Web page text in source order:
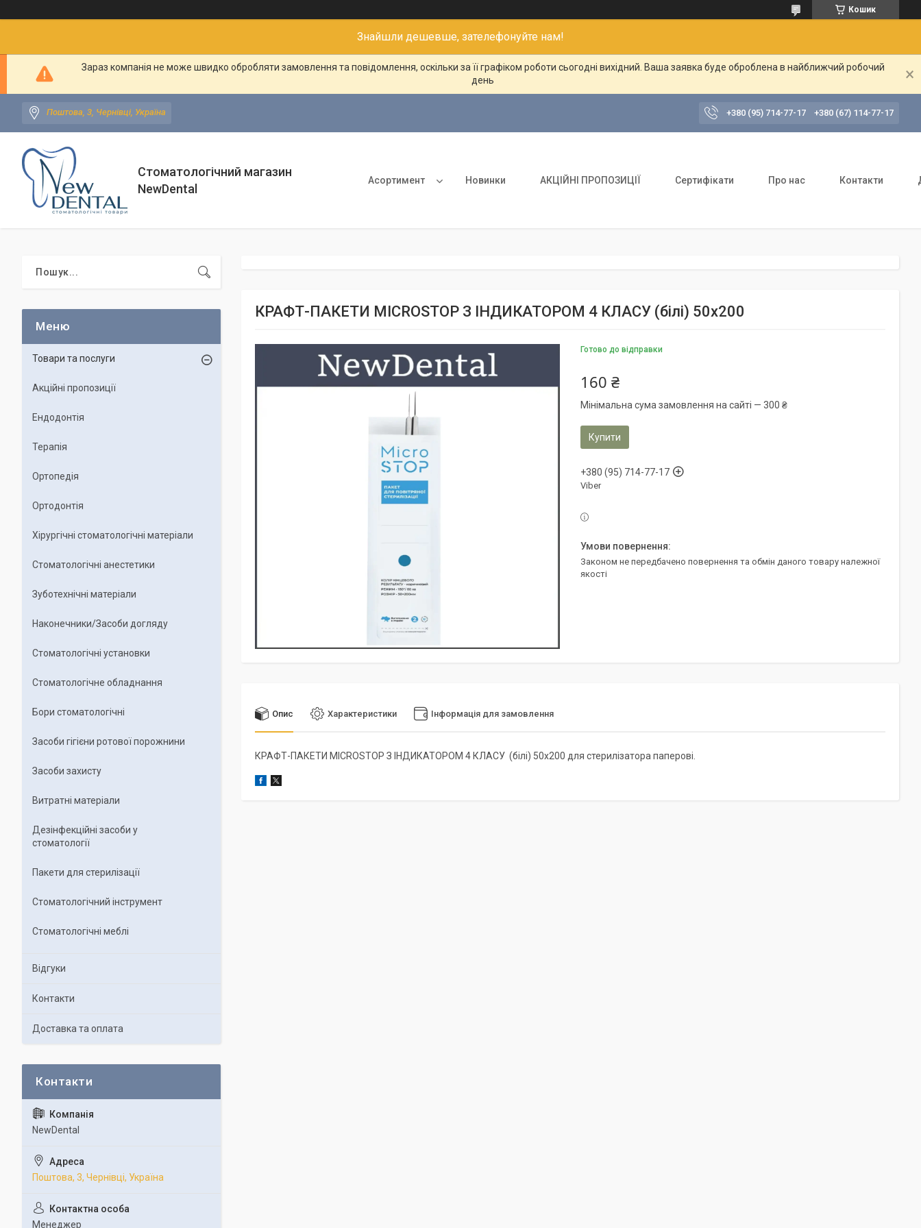
Кошик
Знайшли дешевше, зателефонуйте нам!
Зараз компанія не може швидко обробляти замовлення та повідомлення, оскільки за її графіком роботи сьогодні вихідний. Ваша заявка буде оброблена в найближчий робочий
день
Поштова, 3, Чернівці, Україна +380 (95) 714-77-17 +380 (67) 114-77-17
Стоматологічний магазин
NewDental
Асортимент Новинки АКЦІЙНІ ПРОПОЗИЦІЇ Сертифікати Про нас Контакти
КРАФТ-ПАКЕТИ MICROSTOP З ІНДИКАТОРОМ 4 КЛАСУ (білі) 50х200
Готово до відправки
160 ₴
Мінімальна сума замовлення на сайті — 300 ₴
Купити
+380 (95) 714-77-17
Viber
Законом не передбачено повернення та обмін даного товару належної
якості
Опис Характеристики Інформація для замовлення
КРАФТ-ПАКЕТИ MICROSTOP З ІНДИКАТОРОМ 4 КЛАСУ (білі) 50х200 для стерилізатора паперові.
Товари та послуги
Акційні пропозиції
Ендодонтія
Терапія
Ортопедія
Ортодонтія
Хірургічні стоматологічні матеріали
Стоматологічні анестетики
Зуботехнічні матеріали
Наконечники/Засоби догляду
Стоматологічні установки
Стоматологічне обладнання
Бори стоматологічні
Засоби гігієни ротової порожнини
Засоби захисту
Витратні матеріали
Дезінфекційні засоби у
стоматології
Пакети для стерилізації
Стоматологічний інструмент
Стоматологічні меблі
Відгуки
Контакти
Доставка та оплата
NewDental
Поштова, 3, Чернівці, Україна
Менеджер